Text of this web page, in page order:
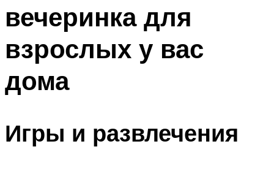
Меню
вечеринка для
взрослых у вас
дома
Игры и развлечения